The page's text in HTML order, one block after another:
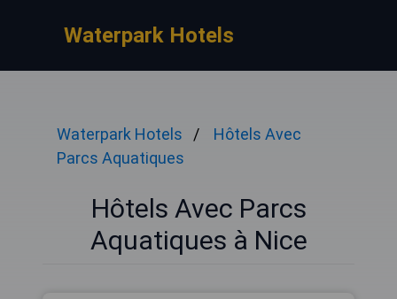
Waterpark Hotels
Waterpark Hotels
Hôtels Avec
Parcs Aquatiques
Hôtels Avec Parcs
Aquatiques à Nice